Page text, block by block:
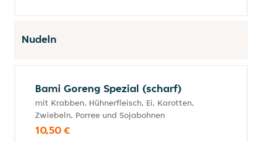
Nudeln
Bami Goreng Spezial (scharf)
mit Krabben, Hühnerfleisch, Ei, Karotten,
Zwiebeln, Porree und Sojabohnen
10,50 €